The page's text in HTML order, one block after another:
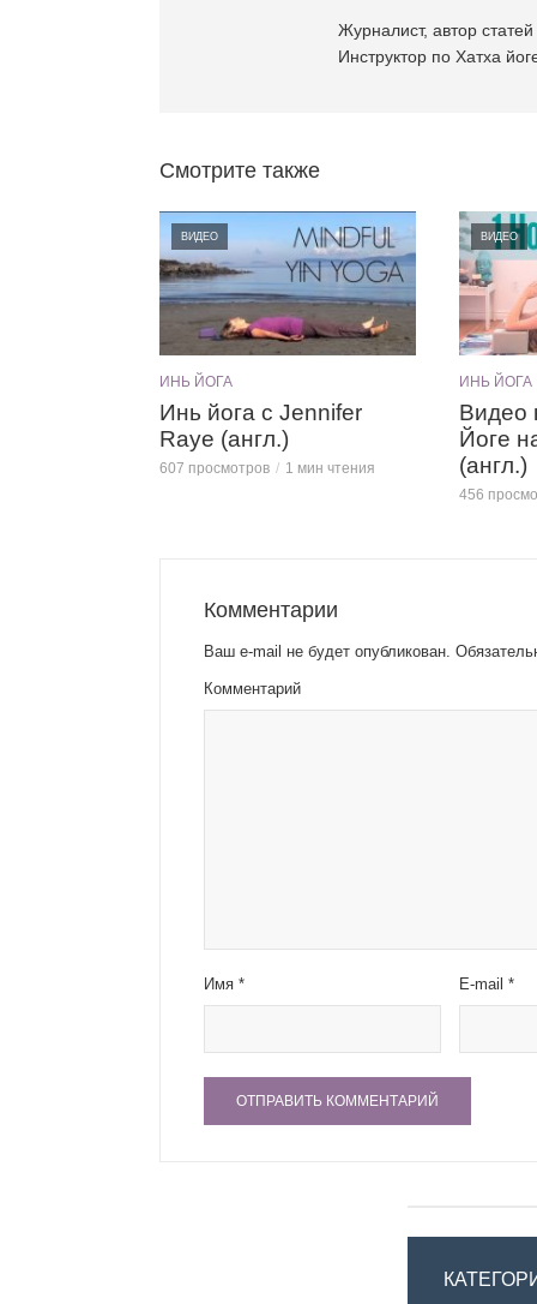
Журналист, автор
Инструктор по Хатха
Смотрите также
ВИДЕО
ИНЬ ЙОГА
Инь йога с Jennifer
Raye (англ.)
607 просмотров 1 мин чтения
ВИДЕО
ИНЬ ЙОГА
Видео
Йоге
(англ.)
456
Комментарии
Ваш e-mail не будет опубликован.
Комментарий
Имя * E-mail*